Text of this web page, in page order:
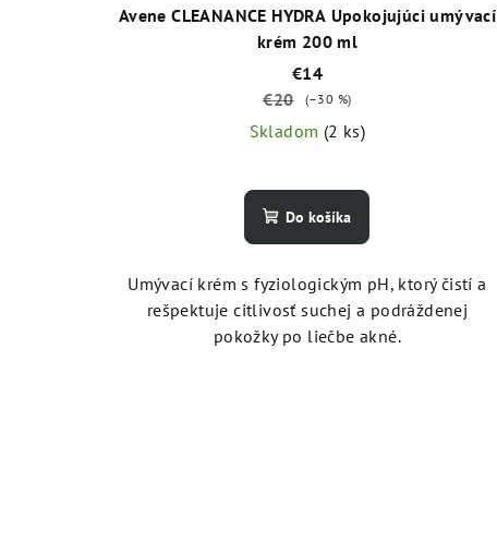
Avene CLEANANCE HYDRA Upokojujúci umývací
krém 200 ml
€14
€20
(–30 %)
Skladom (2 ks)
Do košíka
Umývací krém s fyziologickým pH, ktorý čistí a
rešpektuje citlivosť suchej a podráždenej
pokožky po liečbe akné.